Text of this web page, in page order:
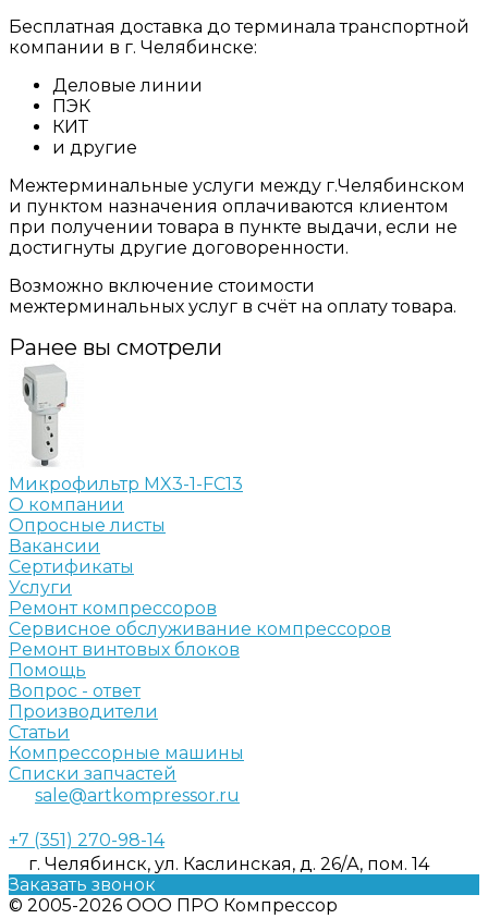
Бесплатная доставка до терминала транспортной
компании в г. Челябинске:
Деловые линии
ПЭК
КИТ
и другие
Межтерминальные услуги между г.Челябинском
и пунктом назначения оплачиваются клиентом
при получении товара в пункте выдачи, если не
достигнуты другие договоренности.
Возможно включение стоимости
межтерминальных услуг в счёт на оплату товара.
Ранее вы смотрели
Микрофильтр MX3-1-FC13
О компании
Опросные листы
Вакансии
Сертификаты
Услуги
Ремонт компрессоров
Сервисное обслуживание компрессоров
Ремонт винтовых блоков
Помощь
Вопрос - ответ
Производители
Статьи
Компрессорные машины
Списки запчастей
sale@artkompressor.ru
+7 (351) 270-98-14
г. Челябинск, ул. Каслинская, д. 26/А, пом. 14
Заказать звонок
© 2005-2026 ООО ПРО Компрессор